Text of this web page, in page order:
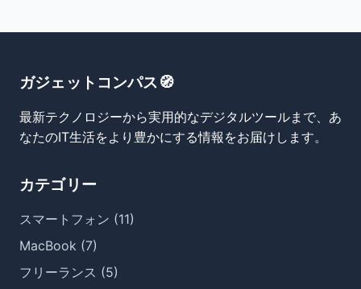
ガジェットコンパス🧭
最新テクノロジーから実用的なデジタルツールまで、あ
なたのIT生活をより豊かにする情報をお届けします。
カテゴリー
スマートフォン (11)
MacBook (7)
フリーランス (5)